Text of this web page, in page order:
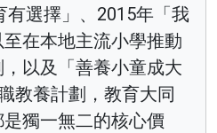
有選擇」、2015年「我
在本地主流小學推動
，以及「善養小童成大
教養計劃，教育大同
獨一無二的核心價